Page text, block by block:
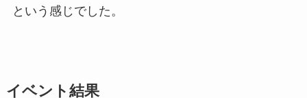
という感じでした。
イベント結果